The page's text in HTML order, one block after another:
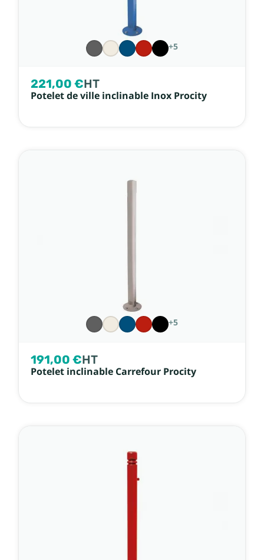
+5
221,00 €HT
Potelet de ville inclinable Inox Procity
+5
191,00 €HT
Potelet inclinable Carrefour Procity